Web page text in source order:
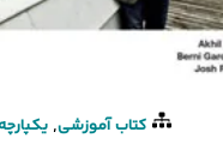
کتاب آموزشی,